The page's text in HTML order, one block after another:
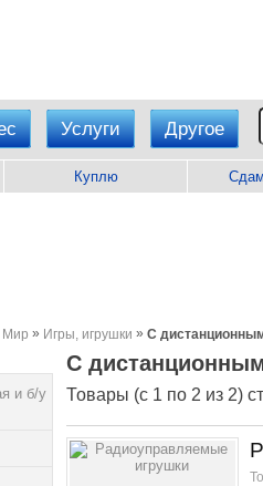
Услуги Другое
Куплю
Мир » Игры, игрушки » С
и б/у
С
Товары (с 1 по 2 из 2)